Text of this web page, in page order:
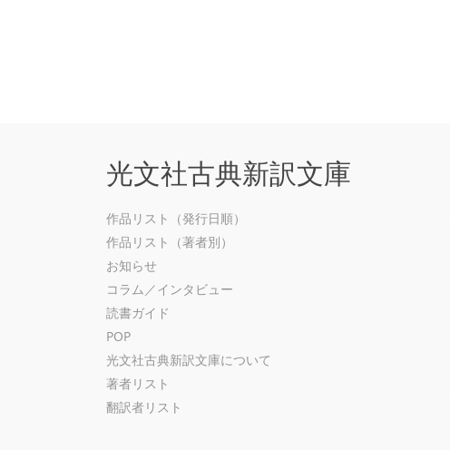
光文社古典新訳文庫
作品リスト（発行日順）
作品リスト（著者別）
お知らせ
コラム／インタビュー
読書ガイド
POP
光文社古典新訳文庫について
著者リスト
翻訳者リスト